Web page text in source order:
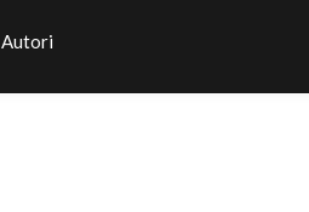
Autori